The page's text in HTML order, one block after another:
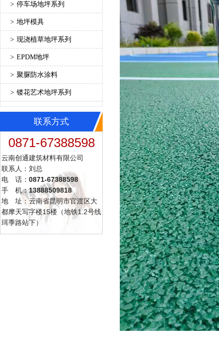
> 停车场地坪系列
> 地坪模具
> 现浇植草地坪系列
> EPDM地坪
> 聚脲防水涂料
> 镂花艺术地坪系列
联系方式
0871-67388598
云南创通建筑材料有限公司
联系人：刘总
电 话： 0871-67388598
手 机：13888509818
地 址：云南省昆明市官渡区大
都摩天写字楼15楼（地铁1.2号线
珥季路站下）